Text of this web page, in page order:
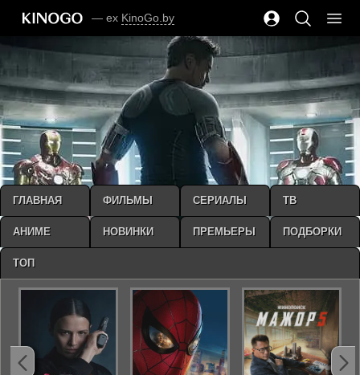
— ex KinoGo.by
ГЛАВНАЯ ФИЛЬМЫ СЕРИАЛЫ ТВ
АНИМЕ НОВИНКИ ПРЕМЬЕРЫ ПОДБОРКИ
ТОП